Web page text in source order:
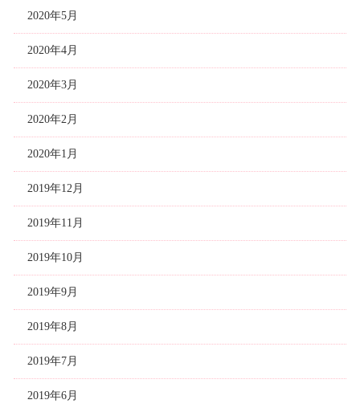
2020年5月
2020年4月
2020年3月
2020年2月
2020年1月
2019年12月
2019年11月
2019年10月
2019年9月
2019年8月
2019年7月
2019年6月